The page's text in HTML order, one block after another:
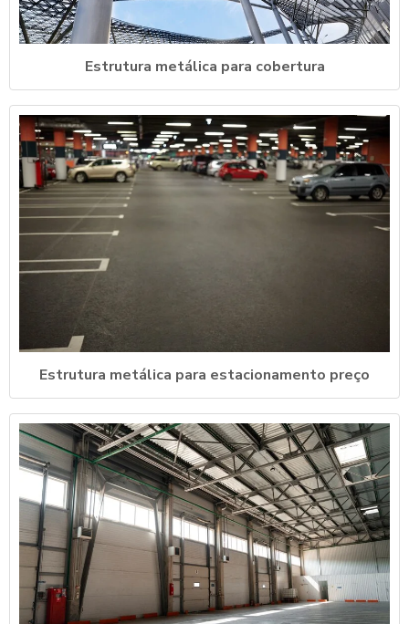
Estrutura metálica para cobertura
Estrutura metálica para estacionamento preço